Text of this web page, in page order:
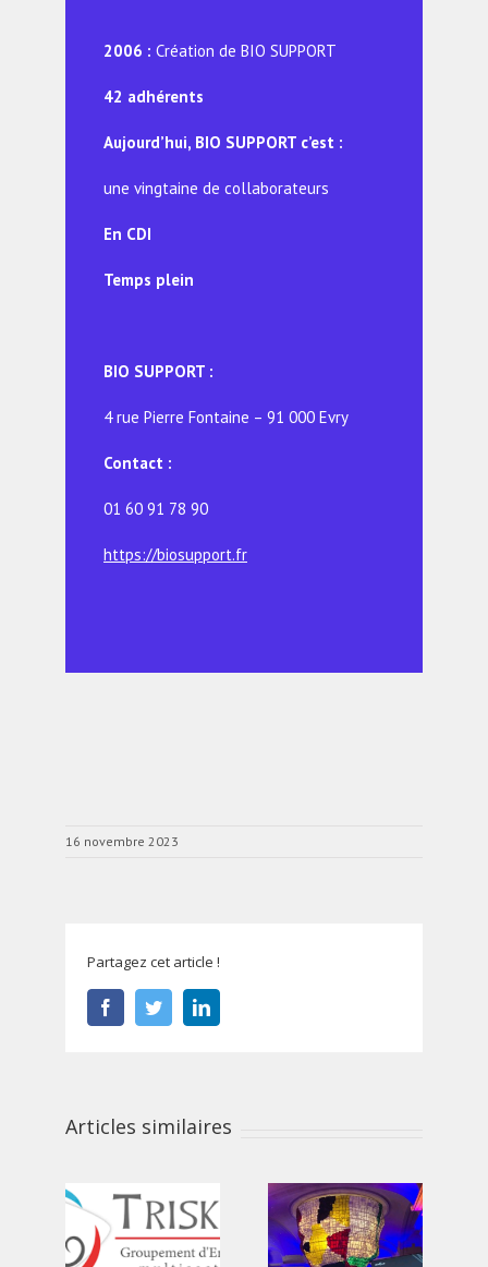
2006 : Création de BIO SUPPORT
42 adhérents
Aujourd’hui, BIO SUPPORT c’est :
une vingtaine de collaborateurs
En CDI
Temps plein
BIO SUPPORT :
4 rue Pierre Fontaine – 91 000 Evry
Contact :
01 60 91 78 90
https://biosupport.fr
16 novembre 2023
Partagez cet article !
FacebookTwitterLinkedIn
Articles similaires